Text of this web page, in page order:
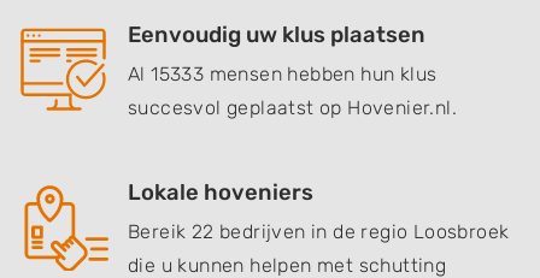
Eenvoudig uw klus plaatsen
Al 15333 mensen hebben hun klus
succesvol geplaatst op Hovenier.nl.
Lokale hoveniers
Bereik 22 bedrijven in de regio Loosbroek
die u kunnen helpen met schutting